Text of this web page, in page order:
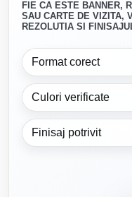
FIE CA ESTE BANNER,
SAU CARTE DE VIZITA,
REZOLUTIA SI
Format corect
Culori verificate
Finisaj potrivit